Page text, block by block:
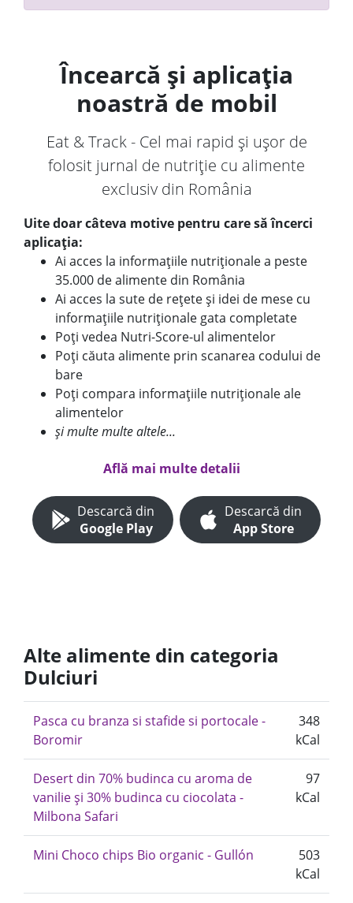
Încearcă și aplicația
noastră de mobil
Eat & Track - Cel mai rapid și ușor de
folosit jurnal de nutriție cu alimente
exclusiv din România
Uite doar câteva motive pentru care să încerci
aplicația:
Ai acces la informațiile nutriționale a peste
35.000 de alimente din România
Ai acces la sute de rețete și idei de mese cu
informațiile nutriționale gata completate
Poți vedea Nutri-Score-ul alimentelor
Poți căuta alimente prin scanarea codului de
bare
Poți compara informațiile nutriționale ale
alimentelor
și multe multe altele...
Află mai multe detalii
Descarcă din
Google Play
Descarcă din
App Store
Alte alimente din categoria
Dulciuri
Pasca cu branza si stafide si portocale -
Boromir
348
kCal
Desert din 70% budinca cu aroma de
vanilie și 30% budinca cu ciocolata -
Milbona Safari
97
kCal
Mini Choco chips Bio organic - Gullón
503
kCal